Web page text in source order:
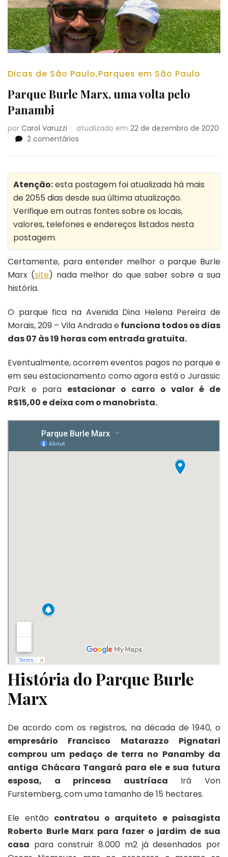
Dicas de São Paulo,Parques em São Paulo
Parque Burle Marx, uma volta pelo
Panambi
por Carol Varuzzi atualizado em 22 de dezembro de 2020
2 comentários
Marx,
uma
pelo
Panambi
Atenção:esta postagem foi atualizada há mais
de 2055 dias desde sua última atualização.
Verifique em outras fontes sobre os locais,
valores, telefones e endereços listados nesta
postagem.
Certamente, para entender melhor o parque Burle
Marx (site) nada melhor do que saber sobre a sua
história.
O parque fica na Avenida Dina Helena Pereira de
Morais, 209 – Vila Andrada efunciona todos os dias
das 07 às 19 horas com entrada gratuita.
Eventualmente, ocorrem eventos pagos no parque e
em seu estacionamento como agora está o Jurassic
Park e para estacionar o carro o valor é de
R$15,00 e deixa com o manobrista.
História do Parque Burle
Marx
De acordo com os registros, na década de 1940, o
empresário Francisco Matarazzo Pignatari
comprou um pedaço de terra no Panamby da
antiga Chácara Tangará para ele e sua futura
esposa, a princesa austríaca Irá Von
Furstemberg, com uma tamanho de 15 hectares.
Ele então contratou o arquiteto e paisagista
Roberto Burle Marx para fazer o jardim de sua
casa para construir 8.000 m2 já desenhados por